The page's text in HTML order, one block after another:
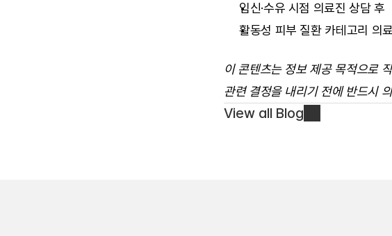
임신·수유 시점 의료진 상담 후
활동성 피부 질환 카테고리 의
이 콘텐츠는 정보 제공 목적으로
관련 결정을 내리기 전에 반드시
View all Blog